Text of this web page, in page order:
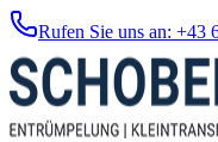
Rufen Sie uns an: +43